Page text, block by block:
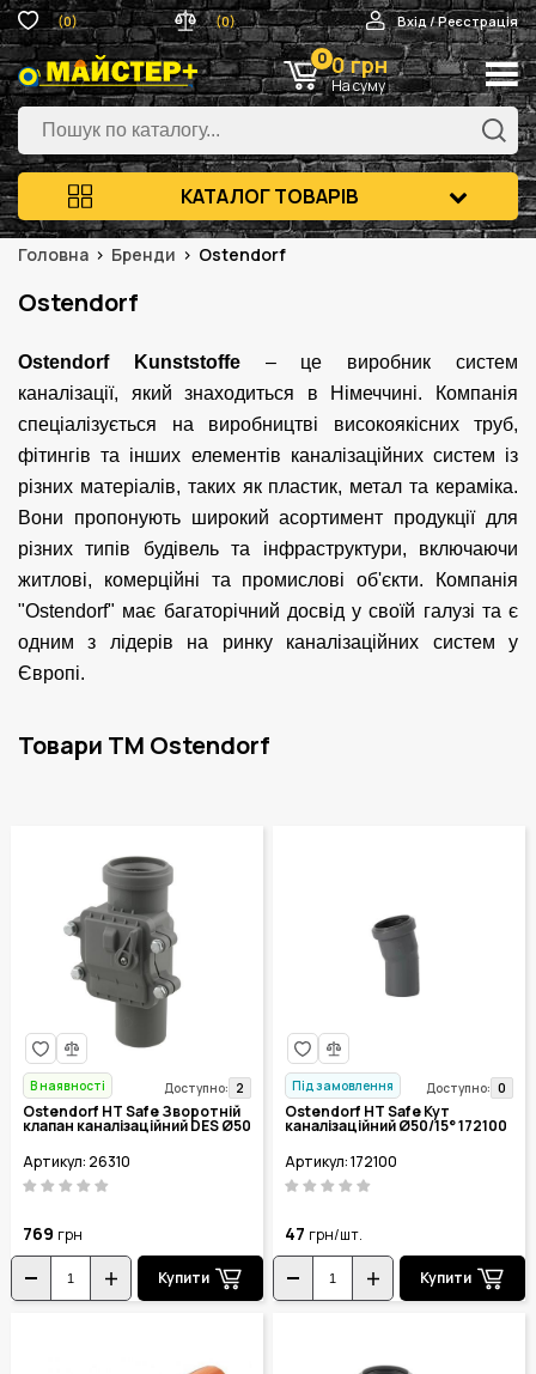
(0) (0) Вхід / Реєстрація
0 0 грн
На суму
КАТАЛОГ ТОВАРІВ
Головна Бренди Ostendorf
Ostendorf
Ostendorf Kunststoffe– це виробник систем
каналізації, який знаходиться в Німеччині. Компанія
спеціалізується на виробництві високоякісних труб,
фітингів та інших елементів каналізаційних систем із
різних матеріалів, таких як пластик, метал та кераміка.
Вони пропонують широкий асортимент продукції для
різних типів будівель та інфраструктури, включаючи
житлові, комерційні та промислові об'єкти. Компанія
"Ostendorf" має багаторічний досвід у своїй галузі та є
одним з лідерів на ринку каналізаційних систем у
Європі.
Товари ТМ Ostendorf
В наявності Доступно: 2
Ostendorf HT Safe Зворотній
клапан каналізаційний DES Ø50
Артикул: 26310
769 грн
Купити
Під замовлення Доступно: 0
Ostendorf HT Safe Кут
каналізаційний Ø50/15° 172100
Артикул: 172100
47 грн/шт.
Купити